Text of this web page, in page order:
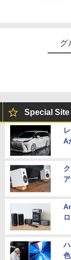
グ
Special Site
A